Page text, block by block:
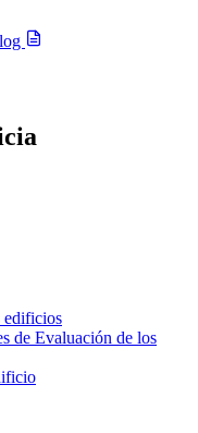
edificios
de Evaluación de los